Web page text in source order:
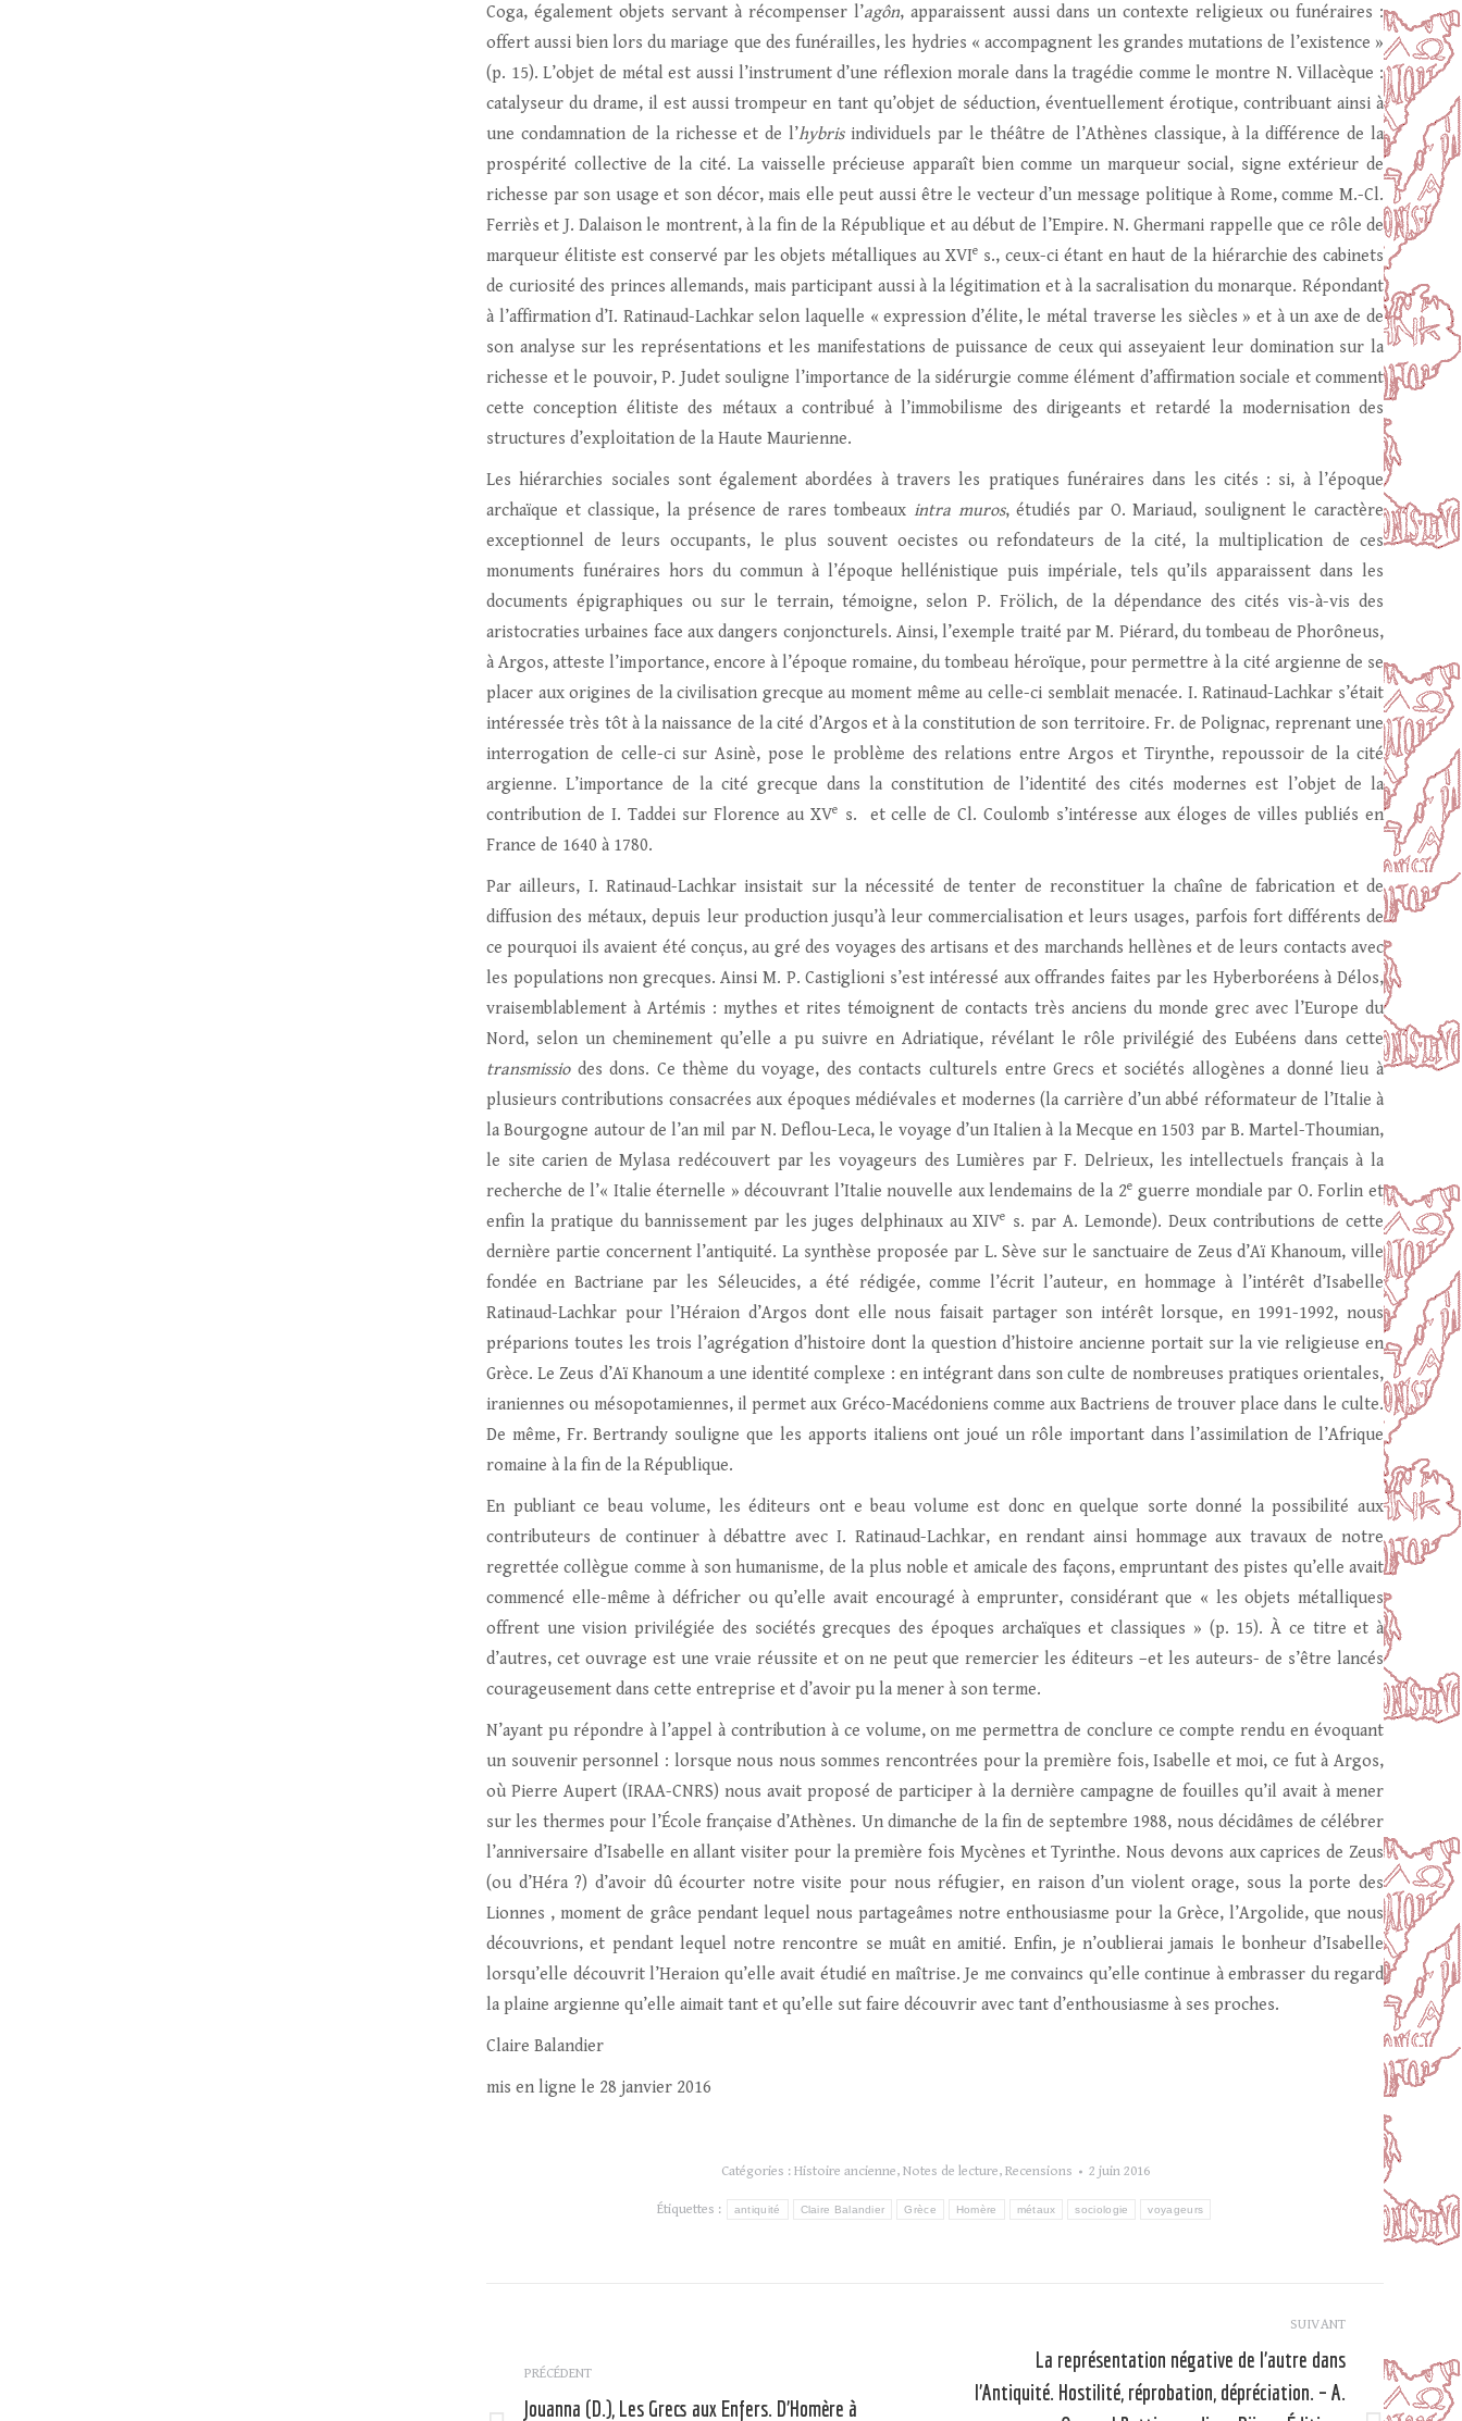
Coga, également objets servant à récompenser l’agôn, apparaissent aussi dans un contexte religieux ou funéraires :
offert aussi bien lors du mariage que des funérailles, les hydries « accompagnent les grandes mutations de l’existence »
(p. 15). L’objet de métal est aussi l’instrument d’une réflexion morale dans la tragédie comme le montre N. Villacèque :
catalyseur du drame, il est aussi trompeur en tant qu’objet de séduction, éventuellement érotique, contribuant ainsi à
une condamnation de la richesse et de l’hybrisindividuels par le théâtre de l’Athènes classique, à la différence de la
prospérité collective de la cité. La vaisselle précieuse apparaît bien comme un marqueur social, signe extérieur de
richesse par son usage et son décor, mais elle peut aussi être le vecteur d’un message politique à Rome, comme M.-Cl.
Ferriès et J. Dalaison le montrent, à la fin de la République et au début de l’Empire. N. Ghermani rappelle que ce rôle de
marqueur élitiste est conservé par les objets métalliques au XVIe s., ceux-ci étant en haut de la hiérarchie des cabinets
de curiosité des princes allemands, mais participant aussi à la légitimation et à la sacralisation du monarque. Répondant
à l’affirmation d’I. Ratinaud-Lachkar selon laquelle « expression d’élite, le métal traverse les siècles » et à un axe de de
son analyse sur les représentations et les manifestations de puissance de ceux qui asseyaient leur domination sur la
richesse et le pouvoir, P. Judet souligne l’importance de la sidérurgie comme élément d’affirmation sociale et comment
cette conception élitiste des métaux a contribué à l’immobilisme des dirigeants et retardé la modernisation des
structures d’exploitation de la Haute Maurienne.
Les hiérarchies sociales sont également abordées à travers les pratiques funéraires dans les cités : si, à l’époque
archaïque et classique, la présence de rares tombeaux intra muros, étudiés par O. Mariaud, soulignent le caractère
exceptionnel de leurs occupants, le plus souvent oecistes ou refondateurs de la cité, la multiplication de ces
monuments funéraires hors du commun à l’époque hellénistique puis impériale, tels qu’ils apparaissent dans les
documents épigraphiques ou sur le terrain, témoigne, selon P. Frölich, de la dépendance des cités vis-à-vis des
aristocraties urbaines face aux dangers conjoncturels. Ainsi, l’exemple traité par M. Piérard, du tombeau de Phorôneus,
à Argos, atteste l’importance, encore à l’époque romaine, du tombeau héroïque, pour permettre à la cité argienne de se
placer aux origines de la civilisation grecque au moment même au celle-ci semblait menacée. I. Ratinaud-Lachkar s’était
intéressée très tôt à la naissance de la cité d’Argos et à la constitution de son territoire. Fr. de Polignac, reprenant une
interrogation de celle-ci sur Asinè, pose le problème des relations entre Argos et Tirynthe, repoussoir de la cité
argienne. L’importance de la cité grecque dans la constitution de l’identité des cités modernes est l’objet de la
contribution de I. Taddei sur Florence au XVe
s. et celle de Cl. Coulomb s’intéresse aux éloges de villes publiés en
France de 1640 à 1780.
Par ailleurs, I. Ratinaud-Lachkar insistait sur la nécessité de tenter de reconstituer la chaîne de fabrication et de
diffusion des métaux, depuis leur production jusqu’à leur commercialisation et leurs usages, parfois fort différents de
ce pourquoi ils avaient été conçus, au gré des voyages des artisans et des marchands hellènes et de leurs contacts avec
les populations non grecques. Ainsi M. P. Castiglioni s’est intéressé aux offrandes faites par les Hyberboréens à Délos,
vraisemblablement à Artémis : mythes et rites témoignent de contacts très anciens du monde grec avec l’Europe du
Nord, selon un cheminement qu’elle a pu suivre en Adriatique, révélant le rôle privilégié des Eubéens dans cette
transmissiodes dons. Ce thème du voyage, des contacts culturels entre Grecs et sociétés allogènes a donné lieu à
plusieurs contributions consacrées aux époques médiévales et modernes (la carrière d’un abbé réformateur de l’Italie à
la Bourgogne autour de l’an mil par N. Deflou-Leca, le voyage d’un Italien à la Mecque en 1503 par B. Martel-Thoumian,
le site carien de Mylasa redécouvert par les voyageurs des Lumières par F. Delrieux, les intellectuels français à la
recherche de l’« Italie éternelle » découvrant l’Italie nouvelle aux lendemains de la 2e guerre mondiale par O. Forlin et
enfin la pratique du bannissement par les juges delphinaux au XIVe
s. par A. Lemonde). Deux contributions de cette
dernière partie concernent l’antiquité. La synthèse proposée par L. Sève sur le sanctuaire de Zeus d’Aï Khanoum, ville
fondée en Bactriane par les Séleucides, a été rédigée, comme l’écrit l’auteur, en hommage à l’intérêt d’Isabelle
Ratinaud-Lachkar pour l’Héraion d’Argos dont elle nous faisait partager son intérêt lorsque, en 1991-1992, nous
préparions toutes les trois l’agrégation d’histoire dont la question d’histoire ancienne portait sur la vie religieuse en
Grèce. Le Zeus d’Aï Khanoum a une identité complexe : en intégrant dans son culte de nombreuses pratiques orientales,
iraniennes ou mésopotamiennes, il permet aux Gréco-Macédoniens comme aux Bactriens de trouver place dans le culte.
De même, Fr. Bertrandy souligne que les apports italiens ont joué un rôle important dans l’assimilation de l’Afrique
romaine à la fin de la République.
En publiant ce beau volume, les éditeurs ont e beau volume est donc en quelque sorte donné la possibilité aux
contributeurs de continuer à débattre avec I. Ratinaud-Lachkar, en rendant ainsi hommage aux travaux de notre
regrettée collègue comme à son humanisme, de la plus noble et amicale des façons, empruntant des pistes qu’elle avait
commencé elle-même à défricher ou qu’elle avait encouragé à emprunter, considérant que « les objets métalliques
offrent une vision privilégiée des sociétés grecques des époques archaïques et classiques » (p. 15). À ce titre et à
d’autres, cet ouvrage est une vraie réussite et on ne peut que remercier les éditeurs –et les auteurs- de s’être lancés
courageusement dans cette entreprise et d’avoir pu la mener à son terme.
N’ayant pu répondre à l’appel à contribution à ce volume, on me permettra de conclure ce compte rendu en évoquant
un souvenir personnel : lorsque nous nous sommes rencontrées pour la première fois, Isabelle et moi, ce fut à Argos,
où Pierre Aupert (IRAA-CNRS) nous avait proposé de participer à la dernière campagne de fouilles qu’il avait à mener
sur les thermes pour l’École française d’Athènes. Un dimanche de la fin de septembre 1988, nous décidâmes de célébrer
l’anniversaire d’Isabelle en allant visiter pour la première fois Mycènes et Tyrinthe. Nous devons aux caprices de Zeus
(ou d’Héra ?) d’avoir dû écourter notre visite pour nous réfugier, en raison d’un violent orage, sous la porte des
Lionnes , moment de grâce pendant lequel nous partageâmes notre enthousiasme pour la Grèce, l’Argolide, que nous
découvrions, et pendant lequel notre rencontre se muât en amitié. Enfin, je n’oublierai jamais le bonheur d’Isabelle
lorsqu’elle découvrit l’Heraion qu’elle avait étudié en maîtrise. Je me convaincs qu’elle continue à embrasser du regard
la plaine argienne qu’elle aimait tant et qu’elle sut faire découvrir avec tant d’enthousiasme à ses proches.
Claire Balandier
mis en ligne le 28 janvier 2016
Catégories : Histoire ancienne, Notes de lecture, Recensions 2 juin 2016
Étiquettes : antiquité Claire Balandier Grèce Homère métaux sociologie voyageurs
article
PRÉCÉDENT
Jouanna (D.), Les Grecs aux Enfers. D’Homère à
SUIVANT
La représentation négative de l’autre dans
l’Antiquité. Hostilité, réprobation, dépréciation. – A.